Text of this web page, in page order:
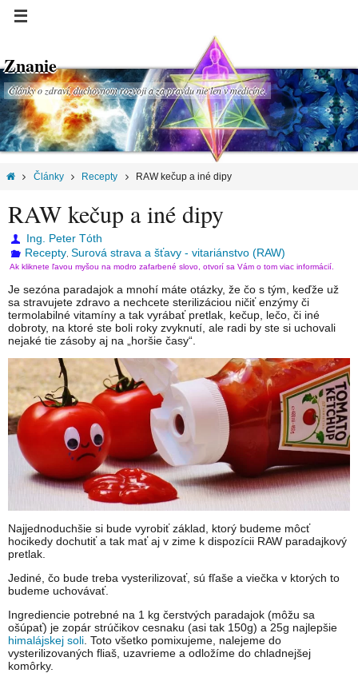
Znanie
Články o zdraví, duchovnom rozvoji a za pravdu nie len v medicíne.
Články Recepty RAW kečup a iné dipy
RAW kečup a iné dipy
Ing. Peter Tóth
Recepty ,Surová strava a šťavy - vitariánstvo (RAW)
Ak kliknete ľavou myšou na modro zafarbené slovo, otvorí sa Vám o tom viac informácií.
Je sezóna paradajok a mnohí máte otázky, že čo s tým, keďže už
sa stravujete zdravo a nechcete sterilizáciou ničiť enzýmy či
termolabilné vitamíny a tak vyrábať pretlak, kečup, lečo, či iné
dobroty, na ktoré ste boli roky zvyknutí, ale radi by ste si uchovali
nejaké tie zásoby aj na „horšie časy“.
Najjednoduchšie si bude vyrobiť základ, ktorý budeme môcť
hocikedy dochutiť a tak mať aj v zime k dispozícii RAW paradajkový
pretlak.
Jediné, čo bude treba vysterilizovať, sú fľaše a viečka v ktorých to
budeme uchovávať.
Ingrediencie potrebné na 1 kg čerstvých paradajok (môžu sa
ošúpať) je zopár strúčikov cesnaku (asi tak 150g) a 25g najlepšie
himalájskej soli . Toto všetko pomixujeme, nalejeme do
vysterilizovaných fliaš, uzavrieme a odložíme do chladnejšej
komôrky.